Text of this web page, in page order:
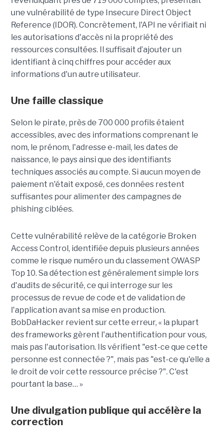
une vulnérabilité de type Insecure Direct Object
Reference (IDOR). Concrètement, l'API ne vérifiait ni
les autorisations d'accès ni la propriété des
ressources consultées. Il suffisait d’ajouter un
identifiant à cinq chiffres pour accéder aux
informations d'un autre utilisateur.
Une faille classique
Selon le pirate, près de 700 000 profils étaient
accessibles, avec des informations comprenant le
nom, le prénom, l'adresse e-mail, les dates de
naissance, le pays ainsi que des identifiants
techniques associés au compte. Si aucun moyen de
paiement n'était exposé, ces données restent
suffisantes pour alimenter des campagnes de
phishing ciblées.
Cette vulnérabilité relève de la catégorie Broken
Access Control, identifiée depuis plusieurs années
comme le risque numéro un du classement OWASP
Top 10. Sa détection est généralement simple lors
d'audits de sécurité, ce qui interroge sur les
processus de revue de code et de validation de
l'application avant sa mise en production.
BobDaHacker revient sur cette erreur, « la plupart
des frameworks gèrent l'authentification pour vous,
mais pas l'autorisation. Ils vérifient "est-ce que cette
personne est connectée ?", mais pas "est-ce qu'elle a
le droit de voir cette ressource précise ?". C'est
pourtant la base… »
Une divulgation publique qui accélère la
correction